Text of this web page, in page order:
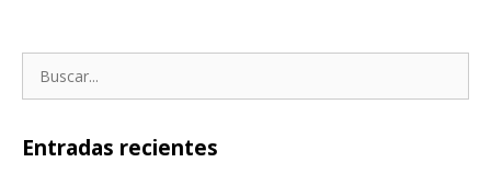
Entradas recientes